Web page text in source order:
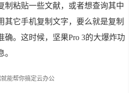
制粘贴一些文献，或者想查询其中
其它手机复制文字，要么就是复制
确。这时候，坚果Pro 3的大爆炸功